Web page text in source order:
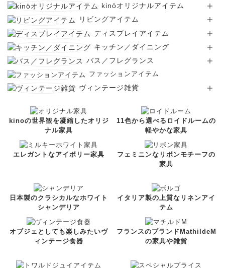
kinöオリジナルアイテム
リビングアイテム
ディスプレイアイテム
キッチン／ダイニング
バス／フレグランス
ファッションアイテム
ヴィンテージ雑貨
kinoの世界観を凝縮したオリジ
ナル家具
11色から選べるロイドルームの
軽やかな家具
エレガントなアイボリー家具
フェミニンなリボンモチーフの
家具
日本製のクラシカルなホワイト
シャンデリア
イタリア製の上質なリネンアイ
テム
オブジェとしても楽しみたいヴ
ィンテージ食器
フランスのブランドMathildeM
の家具や雑貨